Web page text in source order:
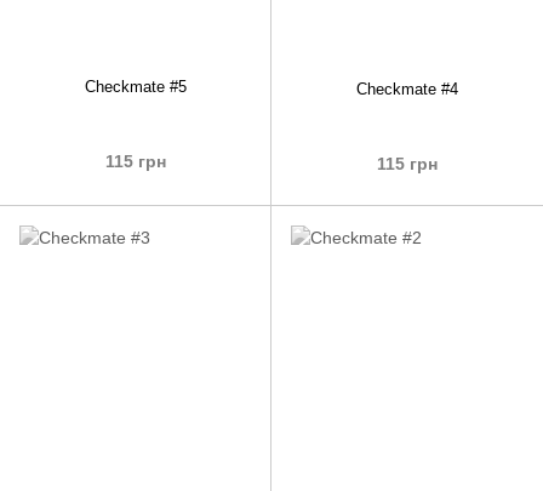
Checkmate #5
115 грн
Checkmate #4
115 грн